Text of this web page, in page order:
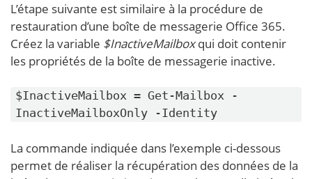
L’étape suivante est similaire à la procédure de
restauration d’une boîte de messagerie Office 365.
Créez la variable $InactiveMailboxqui doit contenir
les propriétés de la boîte de messagerie inactive.
$InactiveMailbox = Get-Mailbox -
InactiveMailboxOnly -Identity
La commande indiquée dans l’exemple ci-dessous
permet de réaliser la récupération des données de la